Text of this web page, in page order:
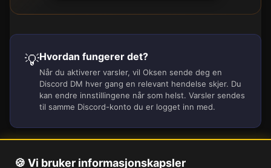
💡Hvordan fungerer det?
Når du aktiverer varsler, vil Oksen sende deg en
Discord DM hver gang en relevant hendelse skjer. Du
kan endre innstillingene når som helst. Varsler sendes
til samme Discord-konto du er logget inn med.
🍪 Vi bruker informasjonskapsler